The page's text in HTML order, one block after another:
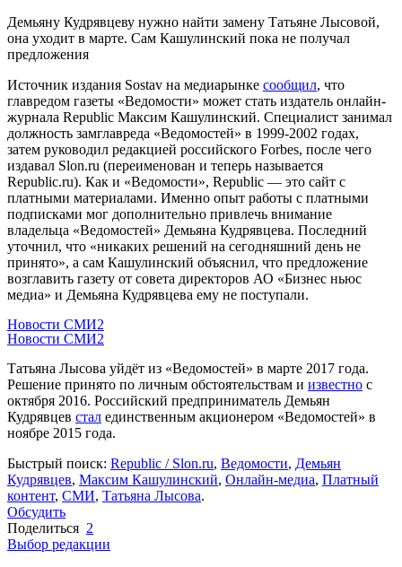
Демьяну Кудрявцеву нужно найти замену Татьяне Лысовой,
она уходит в марте. Сам Кашулинский пока не получал
предложения
Источник издания Sostav на медиарынке сообщил, что
главредом газеты «Ведомости» может стать издатель онлайн-
журнала Republic Максим Кашулинский. Специалист занимал
должность замглавреда «Ведомостей» в 1999-2002 годах,
затем руководил редакцией российского Forbes, после чего
издавал Slon.ru (переименован и теперь называется
Republic.ru). Как и «Ведомости», Republic — это сайт с
платными материалами. Именно опыт работы с платными
подписками мог дополнительно привлечь внимание
владельца «Ведомостей» Демьяна Кудрявцева. Последний
уточнил, что «никаких решений на сегодняшний день не
принято», а сам Кашулинский объяснил, что предложение
возглавить газету от совета директоров АО «Бизнес ньюс
медиа» и Демьяна Кудрявцева ему не поступали.
Новости СМИ2
Новости СМИ2
Татьяна Лысова уйдёт из «Ведомостей» в марте 2017 года.
Решение принято по личным обстоятельствам и известно с
октября 2016. Российский предприниматель Демьян
Кудрявцев стал единственным акционером «Ведомостей» в
ноябре 2015 года.
Быстрый поиск: Republic / Slon.ru, Ведомости, Демьян
Кудрявцев, Максим Кашулинский, Онлайн-медиа, Платный
контент, СМИ, Татьяна Лысова.
Обсудить
Поделиться 2
Выбор редакции